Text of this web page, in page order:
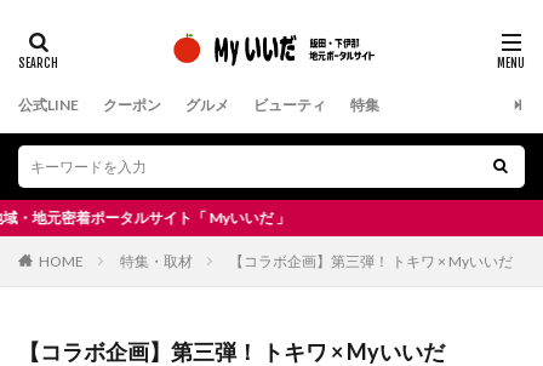
公式LINE クーポン グルメ ビューティ 特集
ポータルサイト「 Myいいだ 」
HOME 特集・取材 【コラボ企画】第三弾！ トキワ × Myいいだ
【コラボ企画】第三弾！ トキワ × Myいいだ